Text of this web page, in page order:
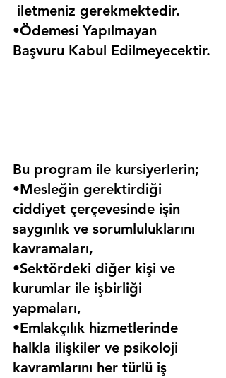
iletmeniz gerekmektedir.
•Ödemesi Yapılmayan
Başvuru Kabul Edilmeyecektir.
Bu program ile kursiyerlerin;
•Mesleğin gerektirdiği
ciddiyet çerçevesinde işin
saygınlık ve sorumluluklarını
kavramaları,
•Sektördeki diğer kişi ve
kurumlar ile işbirliği
yapmaları,
•Emlakçılık hizmetlerinde
halkla ilişkiler ve psikoloji
kavramlarını her türlü iş